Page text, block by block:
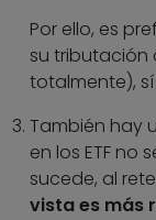
Por ello, es
su tributación
totalmente),
También hay
en los ETF
sucede, al
vista es más